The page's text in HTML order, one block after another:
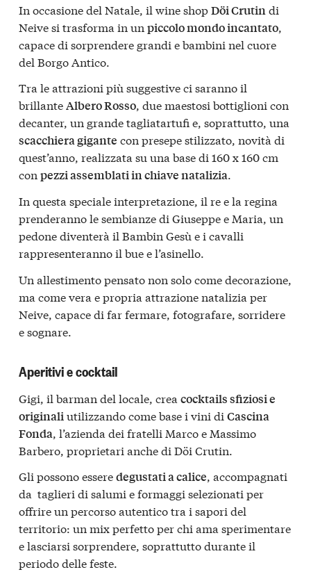
In occasione del Natale, il wine shopDöi Crutindi
Neive si trasforma in un piccolo mondo incantato,
capace di sorprendere grandi e bambini nel cuore
del Borgo Antico.
Tra le attrazioni più suggestive ci saranno il
brillanteAlbero Rosso, due maestosi bottiglioni con
decanter, un grande tagliatartufi e, soprattutto, una
scacchiera gigante con presepe stilizzato, novità di
quest’anno, realizzata su una base di 160 x 160 cm
con pezzi assemblati in chiave natalizia.
In questa speciale interpretazione, il re e la regina
prenderanno le sembianze di Giuseppe e Maria, un
pedone diventerà il Bambin Gesù e i cavalli
rappresenteranno il bue e l’asinello.
Un allestimento pensato non solo come decorazione,
ma come vera e propria attrazione natalizia per
Neive, capace di far fermare, fotografare, sorridere
e sognare.
Aperitivi e cocktail
Gigi, il barman del locale, crea cocktails sfiziosi e
originaliutilizzando come base i vini di Cascina
Fonda, l’azienda dei fratelli Marco e Massimo
Barbero, proprietari anche di Döi Crutin.
Gli possono esseredegustati a calice, accompagnati
da taglieri di salumi e formaggi selezionati per
offrire un percorso autentico tra i sapori del
territorio: un mix perfetto per chi ama sperimentare
e lasciarsi sorprendere, soprattutto durante il
periodo delle feste.